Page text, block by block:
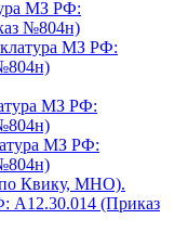
МЗ РФ:
№804н)
МЗ РФ:
МЗ РФ:
МЗ РФ:
Квику, МНО).
A12.30.014 (Приказ